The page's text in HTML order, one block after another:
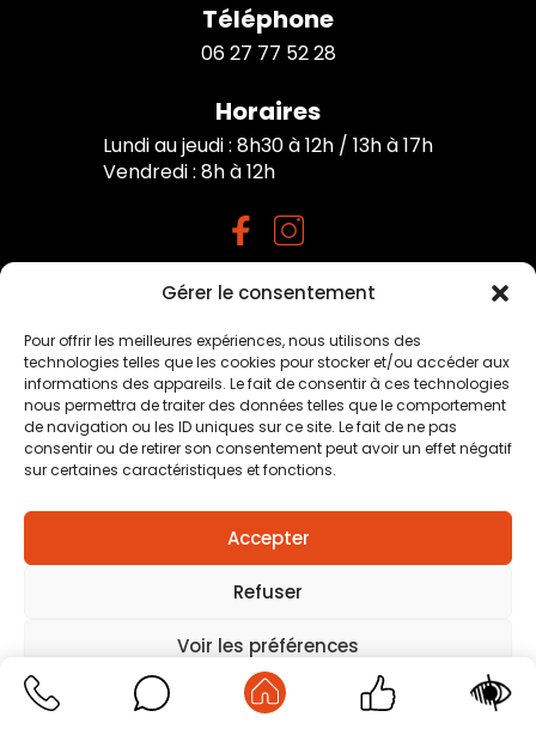
Gérer le consentement
Pour offrir les meilleures expériences, nous utilisons des
technologies telles que les cookies pour stocker et/ou accéder aux
informations des appareils. Le fait de consentir à ces technologies
nous permettra de traiter des données telles que le comportement
de navigation ou les ID uniques sur ce site. Le fait de ne pas
consentir ou de retirer son consentement peut avoir un effet négatif
sur certaines caractéristiques et fonctions.
Accepter
Refuser
Voir les préférences
Mentions légales
Téléphone
06 27 77 52 28
Horaires
Lundi au jeudi : 8h30 à 12h / 13h à 17h
Vendredi : 8h à 12h
personnelles–Plan du site– Création agence positive